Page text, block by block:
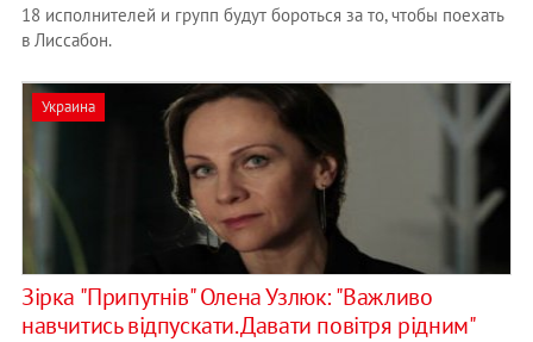
18 исполнителей и групп будут бороться за то, чтобы поехать
в Лиссабон.
Украина
Зірка "Припутнів" Олена Узлюк: "Важливо
навчитись відпускати. Давати повітря рідним"